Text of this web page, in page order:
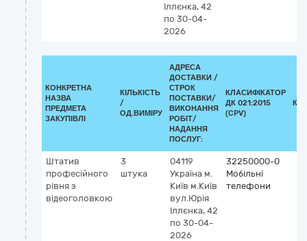
Іллєнка, 42
по 30-04-
2026
КОНКРЕТНА
НАЗВА
ПРЕДМЕТА
ЗАКУПІВЛІ
КІЛЬКІСТЬ
/
ОД.ВИМІРУ
АДРЕСА
ДОСТАВКИ /
СТРОК
ПОСТАВКИ/
ВИКОНАННЯ
РОБІТ/
НАДАННЯ
ПОСЛУГ:
КЛАСИФІКАТОР
ДК 021:2015
(CPV)
Штатив
професійного
рівня з
відеоголовкою
3
штука
04119
Україна м.
Київ м.Київ
вул.Юрія
Іллєнка, 42
по 30-04-
2026
32250000-0
Мобільні
телефони